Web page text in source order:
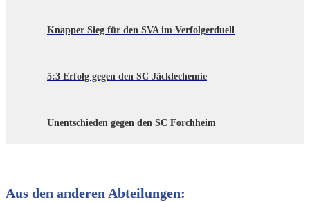
Knapper Sieg für den SVA im Verfolgerduell
5:3 Erfolg gegen den SC Jäcklechemie
Unentschieden gegen den SC Forchheim
Aus den anderen Abteilungen: